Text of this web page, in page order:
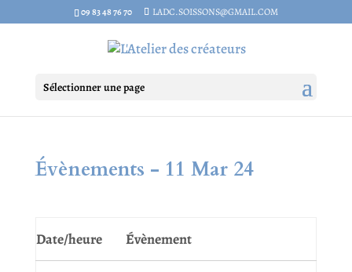
09 83 48 76 70 LADC.SOISSONS@GMAIL.COM
Sélectionner une page
Évènements - 11 Mar 24
Date/heure Évènement